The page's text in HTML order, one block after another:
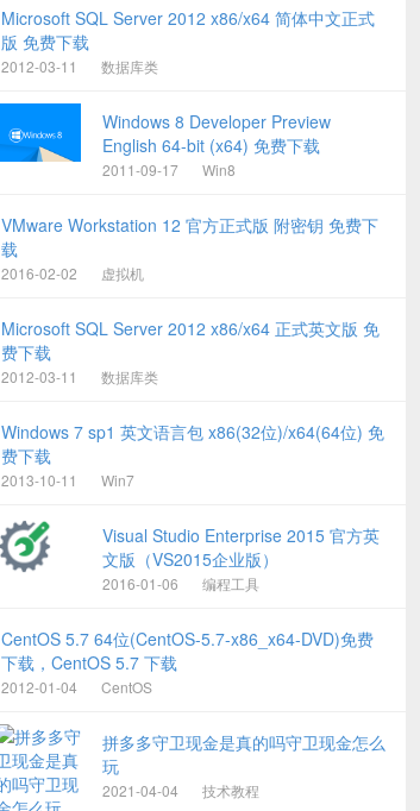
Microsoft SQL Server 2012 x86/x64 简体中文正式
版 免费下载
2012-03-11 数据库类
Windows 8 Developer Preview
English 64-bit (x64) 免费下载
2011-09-17 Win8
VMware Workstation 12 官方正式版 附密钥 免费下
载
2016-02-02 虚拟机
Microsoft SQL Server 2012 x86/x64 正式英文版 免
费下载
2012-03-11 数据库类
Windows 7 sp1 英文语言包 x86(32位)/x64(64位) 免
费下载
2013-10-11 Win7
Visual Studio Enterprise 2015 官方英
文版（VS2015企业版）
2016-01-06 编程工具
CentOS 5.7 64位(CentOS-5.7-x86_x64-DVD)免费
下载，CentOS 5.7 下载
2012-01-04 CentOS
拼多多守卫现金是真的吗守卫现金怎么
玩
2021-04-04 技术教程